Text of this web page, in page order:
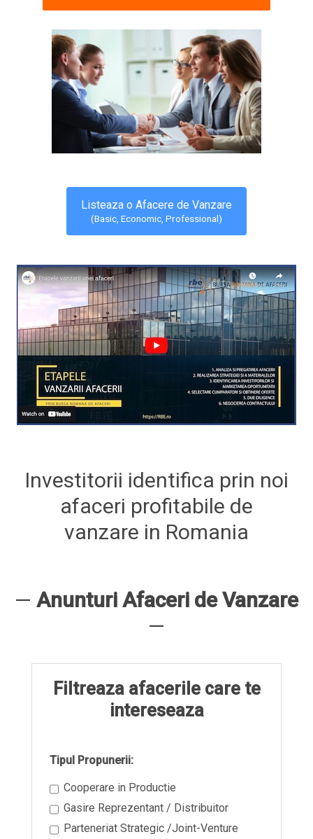
Listeaza o Afacere de Vanzare
(Basic, Economic, Professional)
Investitorii identifica prin noi
afaceri profitabile de
vanzare in Romania
— Anunturi Afaceri de Vanzare
—
Filtreaza afacerile care te
intereseaza
Tipul Propunerii:
Cooperare in Productie
Gasire Reprezentant / Distribuitor
Parteneriat Strategic /Joint-Venture